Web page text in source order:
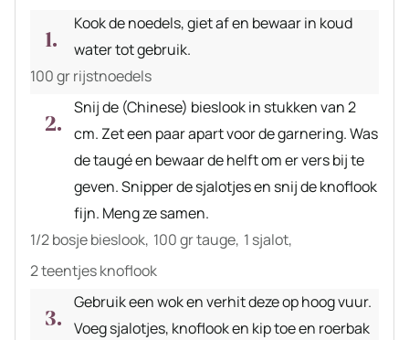
Kook de noedels, giet af en bewaar in koud
water tot gebruik.
100 gr rijstnoedels
Snij de (Chinese) bieslook in stukken van 2
cm. Zet een paar apart voor de garnering. Was
de taugé en bewaar de helft om er vers bij te
geven. Snipper de sjalotjes en snij de knoflook
fijn. Meng ze samen.
1/2 bosje bieslook, 100 gr tauge, 1 sjalot,
2 teentjes knoflook
Gebruik een wok en verhit deze op hoog vuur.
Voeg sjalotjes, knoflook en kip toe en roerbak